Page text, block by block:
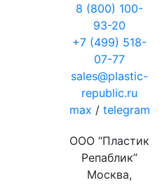
8 (800) 100-
93-20
+7 (499) 518-
07-77
sales@plastic-
republic.ru
max / telegram
ООО “Пластик
Репаблик”
Москва,